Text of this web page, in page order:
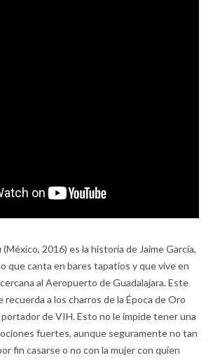
(México, 2016) es la historia de Jaime García,
que canta en bares tapatíos y que vive en
al Aeropuerto de Guadalajara. Este
a los charros de la Época de Oro
de VIH. Esto no le impide tener una
fuertes, aunque seguramente no tan
fin casarse o no con la mujer con quien